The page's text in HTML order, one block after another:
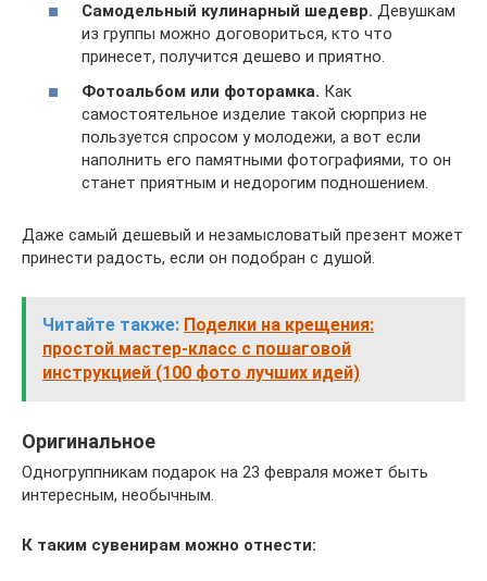
Самодельный кулинарный шедевр. Девушкам
из группы можно договориться, кто что
принесет, получится дешево и приятно.
Фотоальбом или фоторамка. Как
самостоятельное изделие такой сюрприз не
пользуется спросом у молодежи, а вот если
наполнить его памятными фотографиями, то он
станет приятным и недорогим подношением.
Даже самый дешевый и незамысловатый презент может
принести радость, если он подобран с душой.
Читайте также: Поделки на крещения:
простой мастер-класс с пошаговой
инструкцией (100 фото лучших идей)
Оригинальное
Одногруппникам подарок на 23 февраля может быть
интересным, необычным.
К таким сувенирам можно отнести: